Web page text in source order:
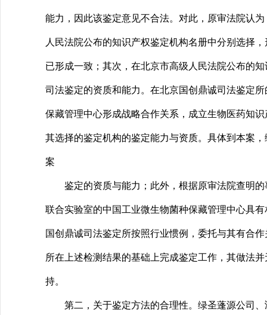
能力，因此该鉴定意见不合法。对此，原审法院认
人民法院公布的知识产权鉴定机构名册中分别选择
已形成一致；其次，在北京市高级人民法院公布的
司法鉴定的资质和能力。在北京国创鼎诚司法鉴定
保藏管理中心形成战略合作关系，成立生物医药知
其选择的鉴定机构的鉴定能力与资质。具体到本案
案
鉴定的资质与能力；此外，根据原审法院查明的
联合实验室的中国工业微生物菌种保藏管理中心具
国创鼎诚司法鉴定所按照行业惯例，委托与其有合
所在上述检测结果的基础上完成鉴定工作，其做法
持。
第二，关于鉴定方法的合理性。绿圣蓬源公司、